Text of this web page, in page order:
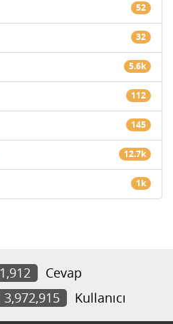
52
32
5.6k
112
145
12.7k
1k
Cevap
3,972,915 Kullanıcı